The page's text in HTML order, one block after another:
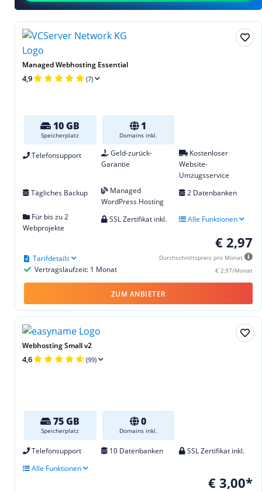
Managed Webhosting Essential
4,9 (7)
10 GB
Speicherplatz
1
Domains inkl.
Telefonsupport
Geld-zurück-
Garantie
Kostenloser
Website-
Umzugsservice
Tägliches Backup
Managed
WordPress Hosting
2 Datenbanken
Für bis zu 2
Webprojekte
SSL Zertifikat inkl. Alle Funktionen
€ 2,97
Durchschnittspreis pro Monat
€ 2,97/Monat
Vertragslaufzeit: 1 Monat
Tarifdetails
ZUM ANBIETER
Webhosting Small v2
4,6 (99)
75 GB
Speicherplatz
0
Domains inkl.
Telefonsupport 10 Datenbanken
SSL Zertifikat inkl.
Alle Funktionen
€ 3,00*